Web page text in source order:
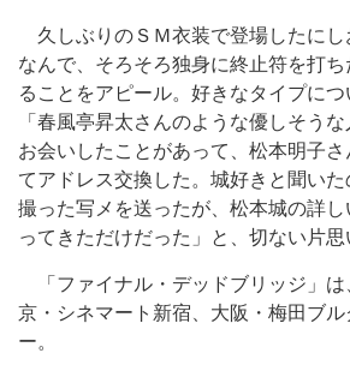
久しぶりのＳＭ衣装で登場したにし
なんで、そろそろ独身に終止符を打
ることをアピール。好きなタイプにつ
「春風亭昇太さんのような優しそう
お会いしたことがあって、松本明子
てアドレス交換した。城好きと聞い
撮った写メを送ったが、松本城の詳
ってきただけだった」と、切ない片思
「ファイナル・デッドブリッジ」は
京・シネマート新宿、大阪・梅田ブル
ー。